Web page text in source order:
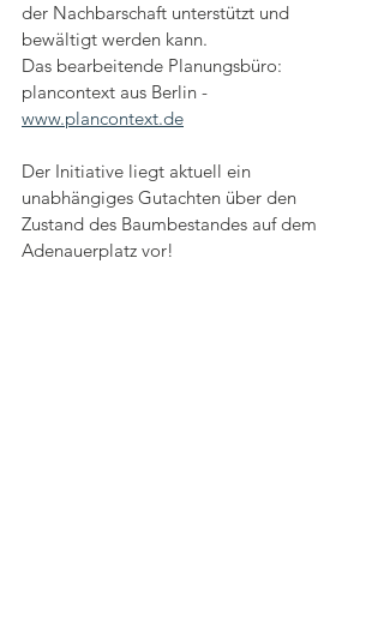
der Nachbarschaft unterstützt und
bewältigt werden kann.
Das bearbeitende Planungsbüro:
plancontext aus Berlin -
www.plancontext.de
Der Initiative liegt aktuell ein
unabhängiges Gutachten über den
Zustand des Baumbestandes auf dem
Adenauerplatz vor!